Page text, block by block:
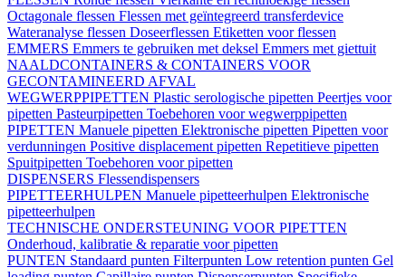
Octagonale flessen Flessen met geïntegreerd transferdevice
Wateranalyse flessen Doseerflessen Etiketten voor flessen
EMMERS Emmers te gebruiken met deksel Emmers met giettuit
NAALDCONTAINERS & CONTAINERS VOOR
GECONTAMINEERD AFVAL
WEGWERPPIPETTEN Plastic serologische pipetten Peertjes voor
pipetten Pasteurpipetten Toebehoren voor wegwerppipetten
PIPETTEN Manuele pipetten Elektronische pipetten Pipetten voor
verdunningen Positive displacement pipetten Repetitieve pipetten
Spuitpipetten Toebehoren voor pipetten
DISPENSERS Flessendispensers
PIPETTEERHULPEN Manuele pipetteerhulpen Elektronische
pipetteerhulpen
TECHNISCHE ONDERSTEUNING VOOR PIPETTEN
Onderhoud, kalibratie & reparatie voor pipetten
PUNTEN Standaard punten Filterpunten Low retention punten Gel